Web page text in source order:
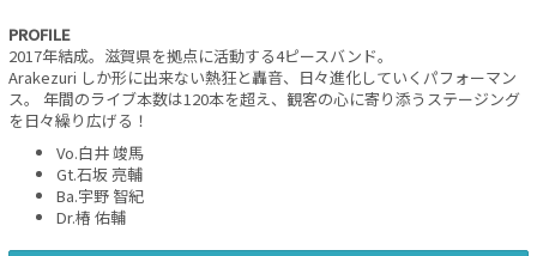
PROFILE
2017年結成。滋賀県を拠点に活動する4ピースバンド。
Arakezuri しか形に出来ない熱狂と轟音、日々進化していくパフォーマン
ス。 年間のライブ本数は120本を超え、観客の心に寄り添うステージング
を日々繰り広げる！
Vo.白井 竣馬
Gt.石坂 亮輔
Ba.宇野 智紀
Dr.椿 佑輔